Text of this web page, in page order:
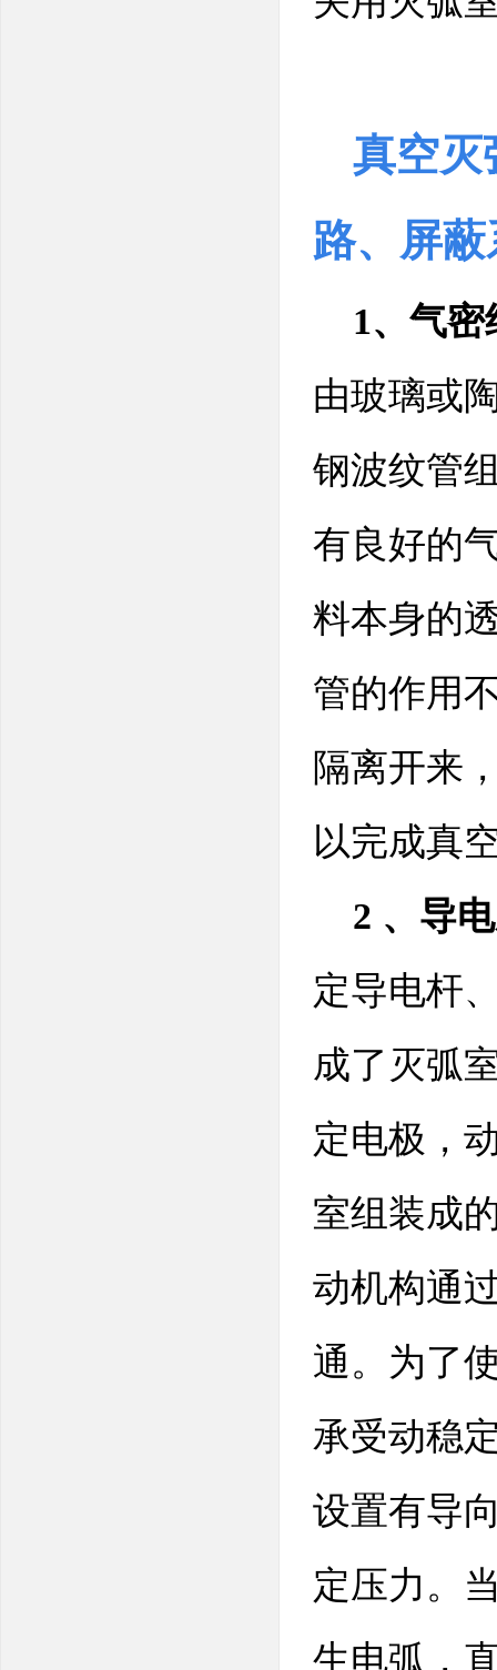
真空灭
路、屏
1、气
由玻璃或
钢波纹管
有良好的
料本身的
管的作用
隔离开来
以完成真
2 、导
定导电杆
成了灭弧
定电极，
室组装成
动机构通
通。为了
承受动稳
设置有导
定压力。
生电弧，